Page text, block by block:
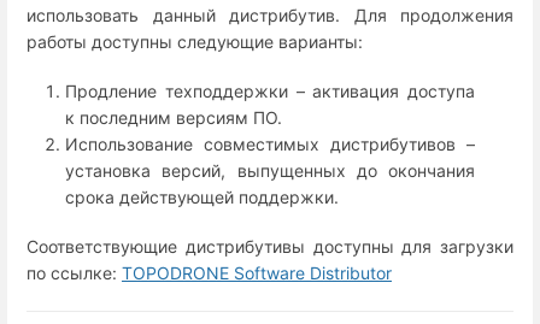
использовать данный дистрибутив. Для продолжения
работы доступны следующие варианты:
Продление техподдержки – активация доступа
к последним версиям ПО.
Использование совместимых дистрибутивов –
установка версий, выпущенных до окончания
срока действующей поддержки.
Соответствующие дистрибутивы доступны для загрузки
по ссылке: TOPODRONE Software Distributor